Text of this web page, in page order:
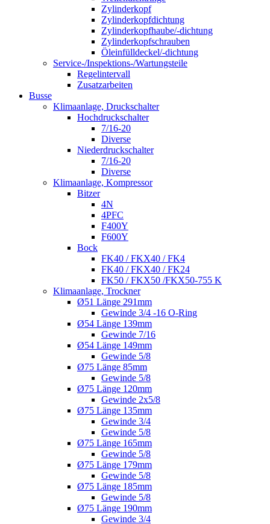
Zylinderkopf
Zylinderkopfdichtung
Zylinderkopfhaube/-dichtung
Zylinderkopfschrauben
Öleinfülldeckel/-dichtung
Service-/Inspektions-/Wartungsteile
Regelintervall
Zusatzarbeiten
Busse
Klimaanlage, Druckschalter
Hochdruckschalter
7/16-20
Diverse
Niederdruckschalter
7/16-20
Diverse
Klimaanlage, Kompressor
Bitzer
4N
4PFC
F400Y
F600Y
Bock
FK40 / FKX40 / FK4
FK40 / FKX40 / FK24
FK50 / FKX50 /FKX50-755 K
Klimaanlage, Trockner
Ø51 Länge 291mm
Gewinde 3/4 -16 O-Ring
Ø54 Länge 139mm
Gewinde 7/16
Ø54 Länge 149mm
Gewinde 5/8
Ø75 Länge 85mm
Gewinde 5/8
Ø75 Länge 120mm
Gewinde 2x5/8
Ø75 Länge 135mm
Gewinde 3/4
Gewinde 5/8
Ø75 Länge 165mm
Gewinde 5/8
Ø75 Länge 179mm
Gewinde 5/8
Ø75 Länge 185mm
Gewinde 5/8
Ø75 Länge 190mm
Gewinde 3/4